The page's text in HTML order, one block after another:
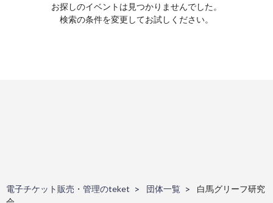
お探しのイベントは見つかりませんでした。
検索の条件を変更してお試しください。
電子チケット販売・管理のteket 団体一覧
白馬グリーフ研究